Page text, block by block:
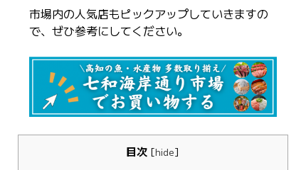
市場内の人気店もピックアップしていきますの
で、ぜひ参考にしてください。
目次 [hide]